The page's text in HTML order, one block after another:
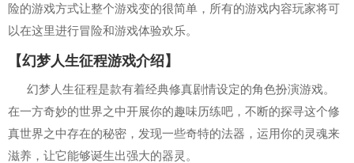
险的游戏方式让整个游戏变的很简单，所有的游戏内容玩家将可
以在这里进行冒险和游戏体验欢乐。
【幻梦人生征程游戏介绍】
幻梦人生征程是款有着经典修真剧情设定的角色扮演游戏。
在一方奇妙的世界之中开展你的趣味历练吧，不断的探寻这个修
真世界之中存在的秘密，发现一些奇特的法器，运用你的灵魂来
滋养，让它能够诞生出强大的器灵。